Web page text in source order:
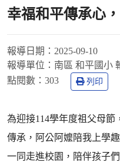
幸福和平傳承心
報導日期： 2025-09-10
報導單位： 南區 和平國小
點閱數： 303 列印
為迎接114學年度祖父母
傳承，阿公阿嬤陪我上學
一同走進校園，陪伴孩子